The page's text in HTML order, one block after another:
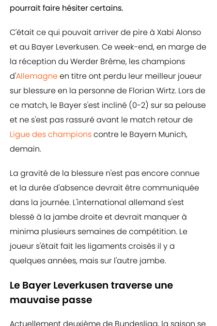
pourrait faire hésiter certains.
C'était ce qui pouvait arriver de pire à Xabi Alonso
et au Bayer Leverkusen. Ce week-end, en marge de
la réception du Werder Brême, les champions
d'Allemagneen titre ont perdu leur meilleur joueur
sur blessure en la personne de Florian Wirtz. Lors de
ce match, le Bayer s'est incliné (0-2) sur sa pelouse
et ne s'est pas rassuré avant le match retour de
Ligue des championscontre le Bayern Munich,
demain.
La gravité de la blessure n'est pas encore connue
et la durée d'absence devrait être communiquée
dans la journée. L'international allemand s'est
blessé à la jambe droite et devrait manquer à
minima plusieurs semaines de compétition. Le
joueur s'était fait les ligaments croisés il y a
quelques années, mais sur l'autre jambe.
Le Bayer Leverkusen traverse une
mauvaise passe